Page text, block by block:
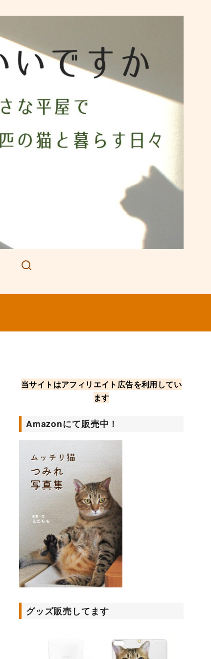
当サイトはアフィリエイト広告を利用してい
ます
Amazonにて販売中！
グッズ販売してます